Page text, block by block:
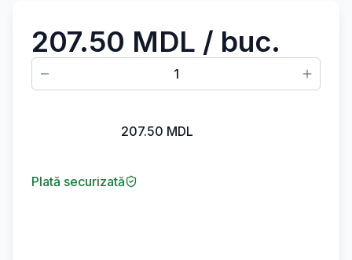
207.50 MDL / buc.
1
207.50 MDL
Plată securizată